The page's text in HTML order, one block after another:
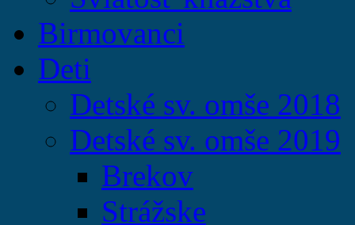
Birmovanci
Deti
Detské sv. omše 2018
Detské sv. omše 2019
Brekov
Strážske